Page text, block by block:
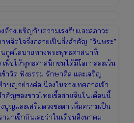
องเผชิญกับความเร่งรีบและสภาวะ
จิตใจจึงกลายเป็นสิ่งสำคัญ “วันพระ”
กุศโลบายทางพระพุทธศาสนาที่
อให้พุทธศาสนิกชนได้มีโอกาสละเว้น
าวัด ฟังธรรม รักษาศีล และเจริญ
ญอย่างต่อเนื่องในช่วงเทศกาลเข้า
คัญของชาวไทยเชื้อสายจีนในเดือนนี้
บุญและเสริมดวงชะตา เพิ่มความเป็น
มาเช็กกันเลยว่าในเดือนสิงหาคม